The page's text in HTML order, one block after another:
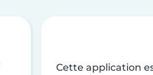
Cette application